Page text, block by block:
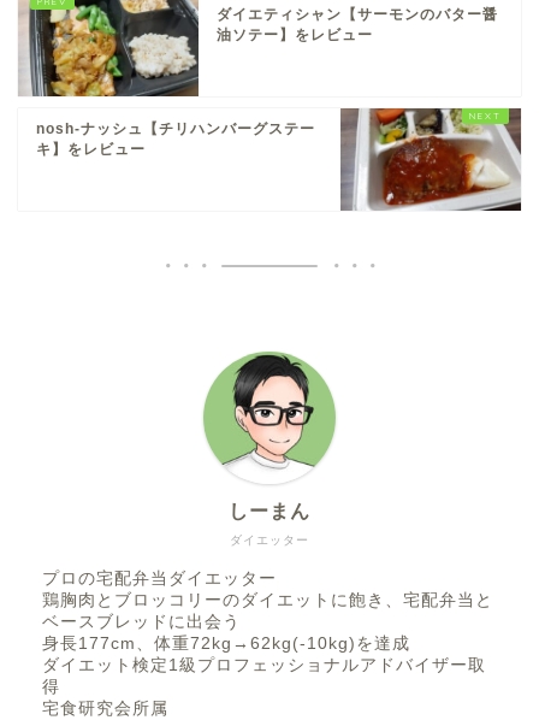
ダイエティシャン【サーモンのバター醤
油ソテー】をレビュー
nosh-ナッシュ【チリハンバーグステー
キ】をレビュー
ダイエッター
しーまん
プロの宅配弁当ダイエッター
鶏胸肉とブロッコリーのダイエットに飽き、宅配弁当と
ベースブレッドに出会う
身長177cm、体重72kg→62kg(-10kg)を達成
ダイエット検定1級プロフェッショナルアドバイザー取
得
宅食研究会所属